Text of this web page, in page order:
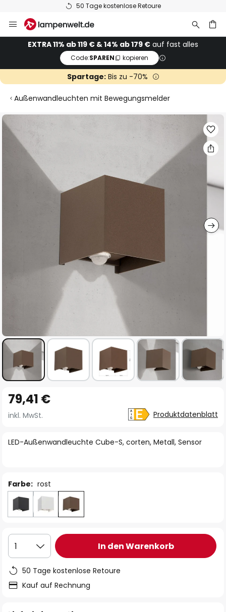
50 Tage kostenlose Retoure
Inhalt
springenEXTRA 11% ab 119 € & 14% ab 179 € auf fast alles
Code:SPAREN kopieren
Spartage:Bis zu -70%
Außenwandleuchten mit Bewegungsmelder
Zum
Ende
Bildgalerie
Anfang
der
springen
LED-Außenwandleuchte Cube-S, corten, Metall, Sensor
79,41 €
inkl. MwSt. Produktdatenblatt
Farbe: rost
1 In den Warenkorb
50 Tage kostenlose Retoure
Kauf auf Rechnung